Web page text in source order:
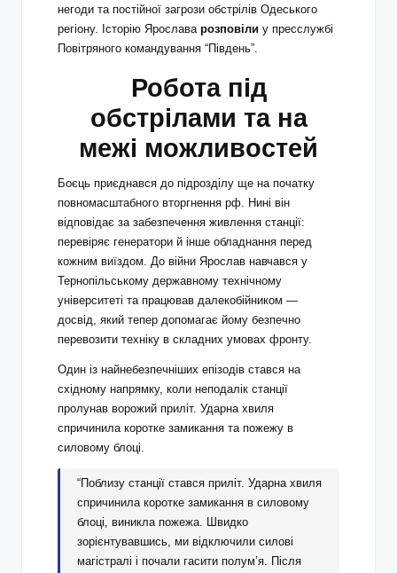
негоди та постійної загрози обстрілів Одеського
регіону. Історію Ярослава розповіли у пресслужбі
Повітряного командування “Південь”.
Робота під
обстрілами та на
межі можливостей
Боєць приєднався до підрозділу ще на початку
повномасштабного вторгнення рф. Нині він
відповідає за забезпечення живлення станції:
перевіряє генератори й інше обладнання перед
кожним виїздом. До війни Ярослав навчався у
Тернопільському державному технічному
університеті та працював далекобійником —
досвід, який тепер допомагає йому безпечно
перевозити техніку в складних умовах фронту.
Один із найнебезпечніших епізодів стався на
східному напрямку, коли неподалік станції
пролунав ворожий приліт. Ударна хвиля
спричинила коротке замикання та пожежу в
силовому блоці.
“Поблизу станції стався приліт. Ударна хвиля
спричинила коротке замикання в силовому
блоці, виникла пожежа. Швидко
зорієнтувавшись, ми відключили силові
магістралі і почали гасити полум’я. Після